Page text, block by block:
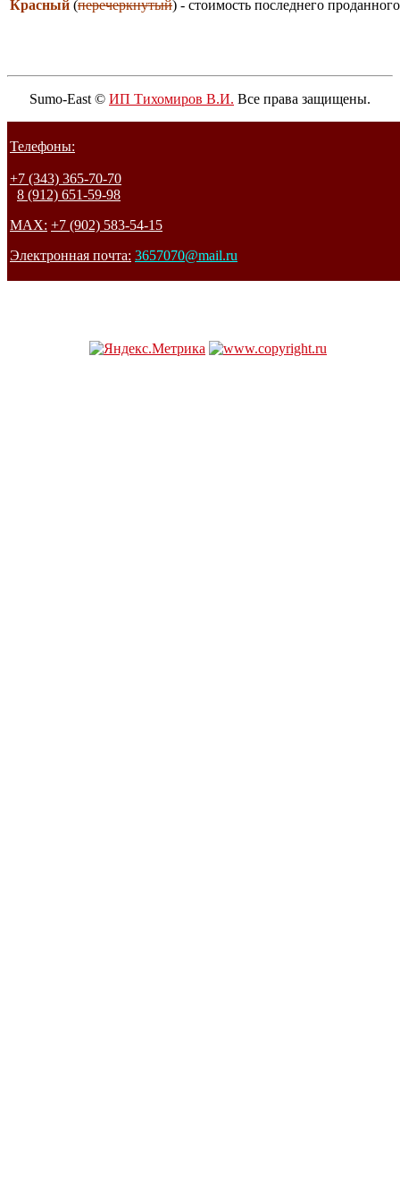
Красный (перечеркнутый) - стоимость последнего
Sumo-East © ИП Тихомиров В.И. Все права защищены.
Телефоны:
+7 (343) 365-70-70
8 (912) 651-59-98
MAX: +7 (902) 583-54-15
Электронная почта: 3657070@mail.ru